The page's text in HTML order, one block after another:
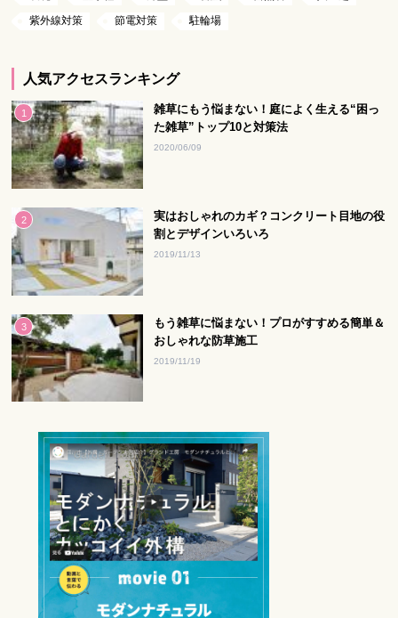
紫外線対策
節電対策 駐輪場
人気アクセスランキング
雑草にもう悩まない！庭によく生える“困っ
た雑草”トップ10と対策法
2020/06/09
実はおしゃれのカギ？コンクリート目地の役
割とデザインいろいろ
2019/11/13
もう雑草に悩まない！プロがすすめる簡単＆
おしゃれな防草施工
2019/11/19